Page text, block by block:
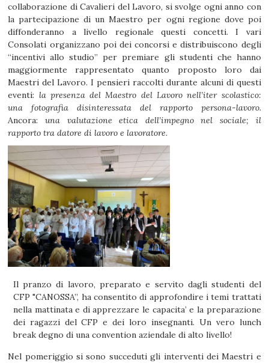
collaborazione di Cavalieri del Lavoro, si svolge ogni anno con
la partecipazione di un Maestro per ogni regione dove poi
diffonderanno a livello regionale questi concetti. I vari
Consolati organizzano poi dei concorsi e distribuiscono degli
“incentivi allo studio” per premiare gli studenti che hanno
maggiormente rappresentato quanto proposto loro dai
Maestri del Lavoro. I pensieri raccolti durante alcuni di questi
eventi: la presenza del Maestro del Lavoro nell’iter scolastico:
una fotografia disinteressata del rapporto persona-lavoro.
Ancora: una valutazione etica dell’impegno nel sociale; il
rapporto tra datore di lavoro e lavoratore.
Il pranzo di lavoro, preparato e servito dagli studenti del
CFP "CANOSSA”, ha consentito di approfondire i temi trattati
nella mattinata e di apprezzare le capacita’ e la preparazione
dei ragazzi del CFP e dei loro insegnanti. Un vero lunch
break degno di una convention aziendale di alto livello!
Nel pomeriggio si sono succeduti gli interventi dei Maestri e